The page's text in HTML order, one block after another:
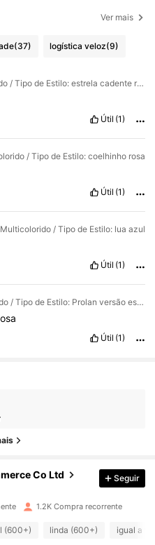
Ver mais
(37) logística veloz(9)
Cor: Multicolorido / Tipo de Estilo: estrela cadente roxa
Útil (1)
/ Tipo de Estilo: coelhinho rosa
Útil (1)
/ Tipo de Estilo: lua azul
Útil (1)
Cor: Multicolorido / Tipo de Estilo: Prolan versão espessada e atualizada
Útil (1)
Co Ltd Seguir
1.2K Compra recorrente
(600+) linda (600+) igual a